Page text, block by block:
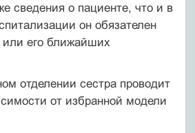
сведения о пациенте, что и в
он обязателен
его ближайших
отделении сестра проводит
от избранной модели